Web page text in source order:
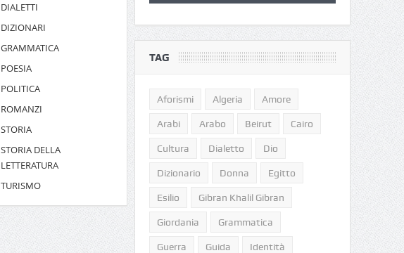
DIALETTI
DIZIONARI
GRAMMATICA
POESIA
POLITICA
ROMANZI
STORIA
STORIA DELLA
LETTERATURA
TURISMO
TAG
Aforismi Algeria Amore
Arabi Arabo Beirut Cairo
Cultura Dialetto Dio
Dizionario Donna Egitto
Esilio Gibran Khalil Gibran
Giordania Grammatica
Guerra Guida Identità